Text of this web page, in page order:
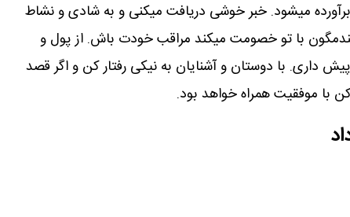
میشود. خبر خوشی دریافت میکنی و به شادی و نشاط
با تو خصومت میکند مراقب خودت باش. از پول و
داری. با دوستان و آشنایان به نیکی رفتار کن و اگر قصد
با موفقیت همراه خواهد بود.